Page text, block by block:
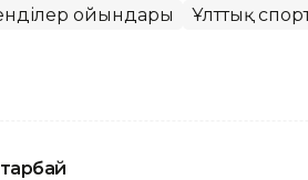
ойындары Ұлттық